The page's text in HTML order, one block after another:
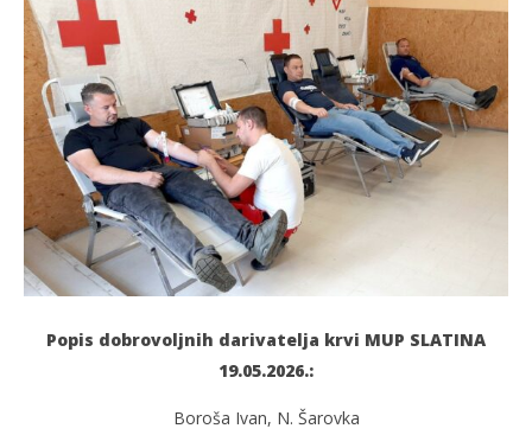
TRENUTNO OTVORENO
10. akcija DDK u 2026.
20.05.2026.
slatina.net
Popis dobrovoljnih darivatelja krvi MUP SLATINA
19.05.2026.:
Boroša Ivan, N. Šarovka